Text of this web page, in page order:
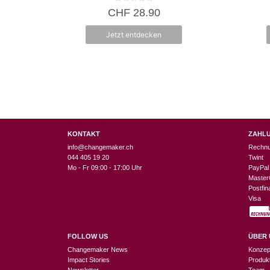
0
v
5
CHF28.90
Jetzt entdecken
KONTAKT
info@changemaker.ch
044 405 19 20
Mo - Fr 09:00 - 17:00 Uhr
FOLLOW US
Changemaker News
Impact Stories
Twint
PayPal
Visa
ÜBER